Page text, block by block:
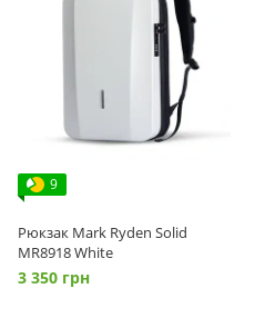
9
Рюкзак Mark Ryden Solid
MR8918 White
3 350 грн